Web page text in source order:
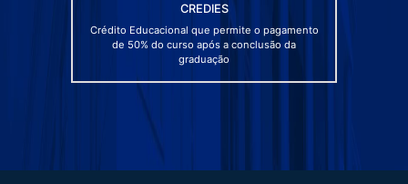
CREDIES
Crédito Educacional que permite o pagamento
de 50% do curso após a conclusão da
graduação